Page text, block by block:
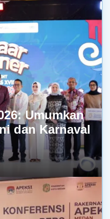
Umumkan
dan Karnaval